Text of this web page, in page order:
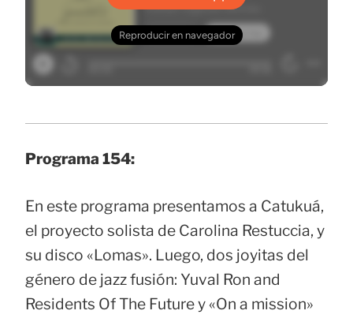
Programa 154:
En este programa presentamos a Catukuá,
el proyecto solista de Carolina Restuccia, y
su disco «Lomas». Luego, dos joyitas del
género de jazz fusión: Yuval Ron and
Residents Of The Future y «On a mission»